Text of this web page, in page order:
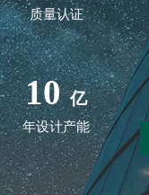
质量认证
10 亿
年设计产能